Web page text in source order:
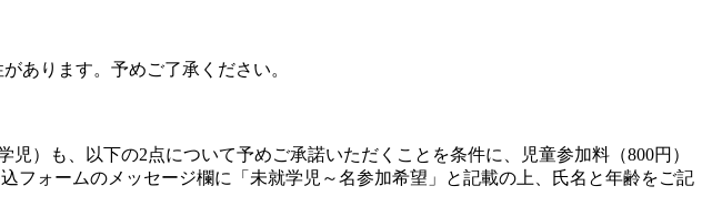
ます。予めご了承ください。
）も、以下の2点について予めご承諾いただくことを条件に、児童参加料（800円）
フォームのメッセージ欄に「未就学児～名参加希望」と記載の上、氏名と年齢をご記